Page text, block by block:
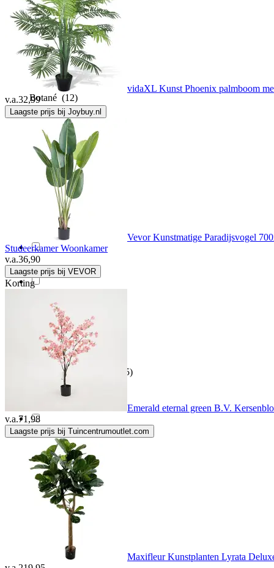
Boltze(18)
Bonprix(1)
Botané (12)
Botanic-Haus (8)
BOTC(18)
Brandless(101)
Brixies (3)
Brulo(7)
Brynxz
BTS (1)
Buitengewoon Boet (165)
Buzzy(5)
Buzzy seeds(2)
By Lille Vilde
(1)
vidaXL Kunst Phoenix palmboom
v.a.32,99
Laagste prijs bij Joybuy.nl
Vevor Kunstmatige Paradijsvogel
Studeerkamer Woonkamer
v.a.36,90
Laagste prijs bij VEVOR
Korting
Emerald eternal green B.V.
v.a.71,98
Laagste prijs bij Tuincentrumoutlet.com
Maxifleur Kunstplanten Lyrata